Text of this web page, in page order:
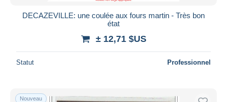
DECAZEVILLE: une coulée aux fours martin - Très bon
état
± 12,71 $US
Statut Professionnel
Nouveau